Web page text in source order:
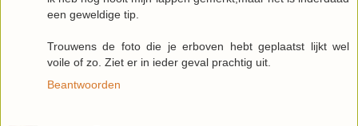
een geweldige tip.
Trouwens de foto die je erboven hebt geplaatst lijkt wel
voile of zo. Ziet er in ieder geval prachtig uit.
Beantwoorden